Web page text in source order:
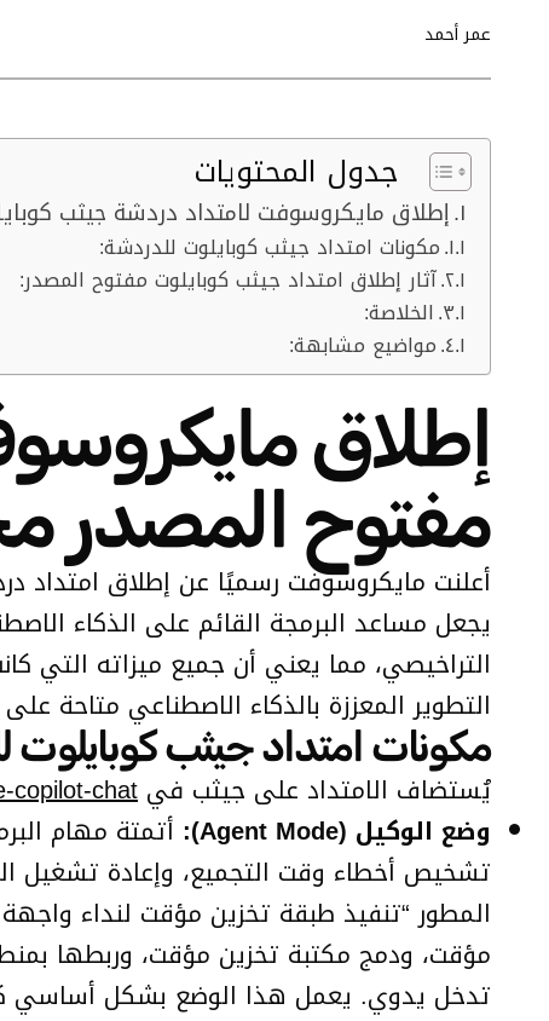
عمر أحمد
جدول المحتويات
إطلاق مايكروسوفت لامتداد دردشة جيثب
مكونات امتداد جيثب كوبايلوت للدردشة:
آثار إطلاق امتداد جيثب كوبايلوت مفتوح المصدر:
الخلاصة:
مواضيع مشابهة:
إطلاق
مفتوح المصدر
التراخيصي، مما يعني أن جميع ميزاته التي
التطوير المعززة بالذكاء الاصطناعي متاحة
مكونات امتداد جيثب كوبايلوت
يُستضاف الامتداد على جيثب في copilot-chat
وضع الوكيل (Agent Mode):
أتمتة مهام
تشخيص أخطاء وقت التجميع، وإعادة تشغيل
المطور “تنفيذ طبقة تخزين مؤقت لنداء
مؤقت، ودمج مكتبة تخزين مؤقت، وربطها
تدخل يدوي. يعمل هذا الوضع بشكل أساسي